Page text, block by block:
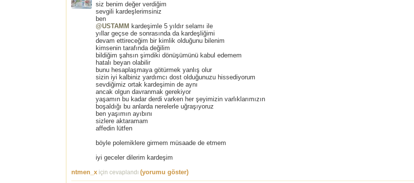
siz benim değer verdiğim
sevgili kardeşlerimsiniz
ben
@USTAMM kardeşimle 5 yıldır selamı ile
yıllar geçse de sonrasında da kardeşliğimi
devam ettireceğim bir kimlik olduğunu bilenim
kimsenin tarafında değilim
bildiğim şahsın şimdiki dönüşümünü kabul edemem
hatalı beyan olabilir
bunu hesaplaşmaya götürmek yanlış olur
sizin iyi kalbiniz yardımcı dost olduğunuzu hissediyorum
sevdiğimiz ortak kardeşimin de aynı
ancak olgun davranmak gerekiyor
yaşamın bu kadar derdi varken her şeyimizin varlıklarımızın
boşaldığı bu anlarda nerelerle uğraşıyoruz
ben yaşımın ayıbını
sizlere aktaramam
affedin lütfen
böyle polemiklere girmem müsaade de etmem
iyi geceler dilerim kardeşim
ntmen_x için cevaplandı (yorumu göster)